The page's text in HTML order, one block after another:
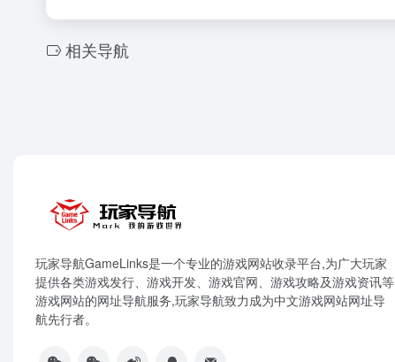
相关导航
玩家导航GameLinks是一个专业的游戏网站收录平台,为广大玩家
提供各类游戏发行、游戏开发、游戏官网、游戏攻略及游戏资讯等
游戏网站的网址导航服务,玩家导航致力成为中文游戏网站网址导
航先行者。